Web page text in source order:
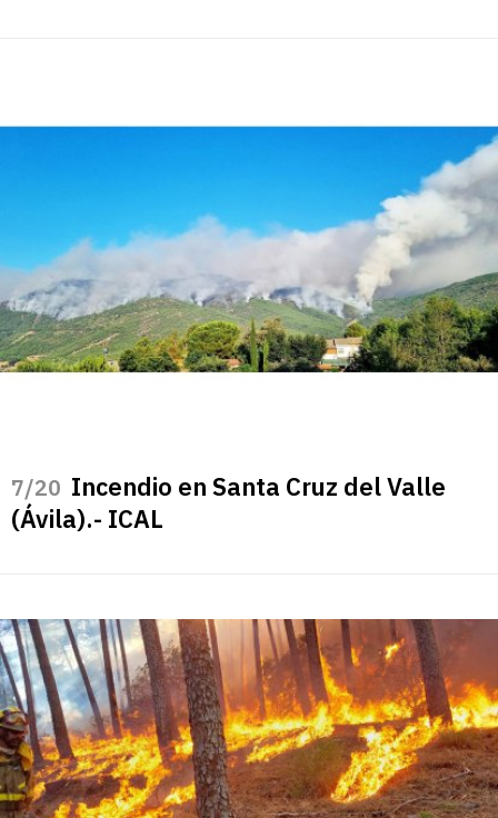
/20 Incendio en Santa Cruz del Valle
(Ávila).- ICAL